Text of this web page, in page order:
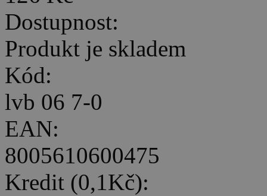
Dostupnost:
Produkt je skladem
Kód:
lvb 06 7-0
EAN:
8005610600475
Kredit (0,1Kč):